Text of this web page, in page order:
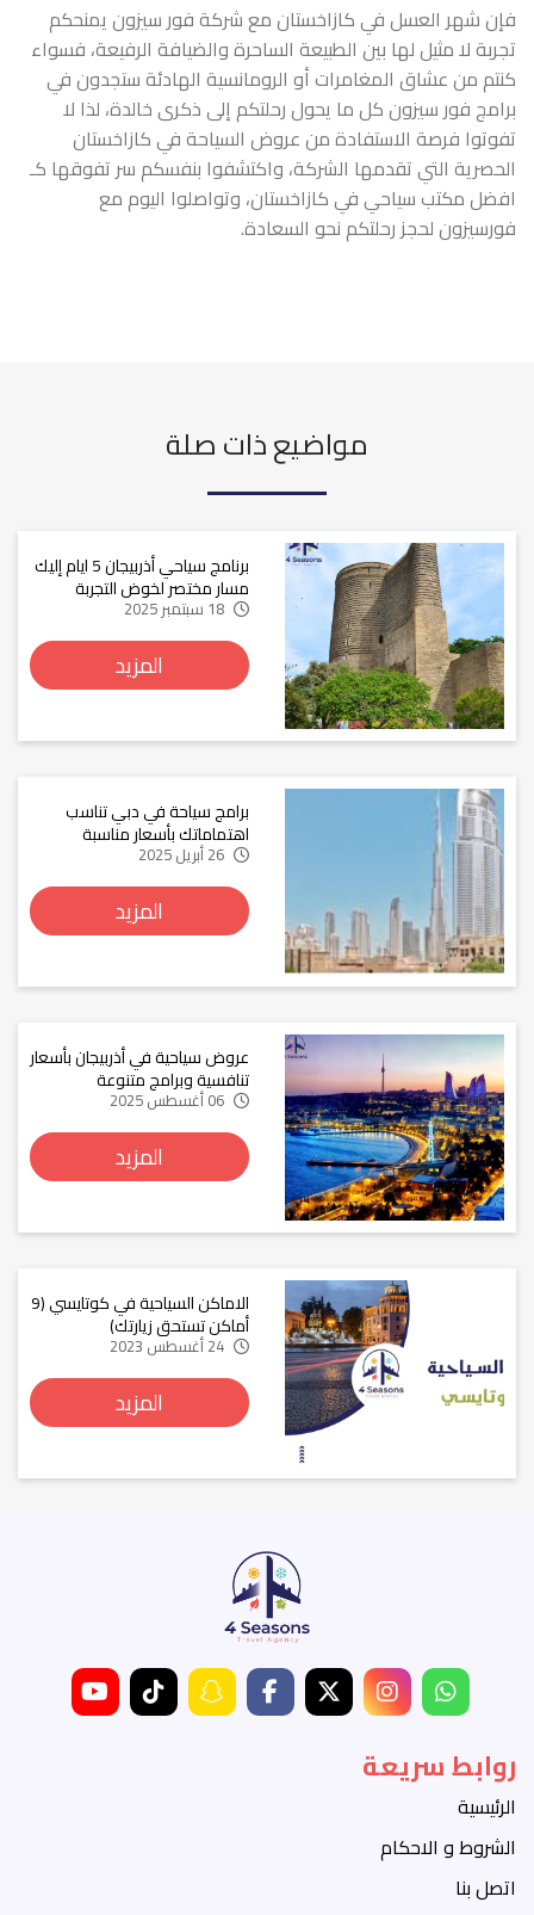
فإن شهر العسل في كازاخستان مع شركة فور سيزون يمنحكم
تجربة لا مثيل لها بين الطبيعة الساحرة والضيافة الرفيعة، فسواء
كنتم من عشاق المغامرات أو الرومانسية الهادئة ستجدون في
برامج فور سيزون كل ما يحول رحلتكم إلى ذكرى خالدة، لذا لا
تفوتوا فرصة الاستفادة من عروض السياحة في كازاخستان
الحصرية التي تقدمها الشركة، واكتشفوا بنفسكم سر تفوقها كـ
افضل مكتب سياحي في كازاخستان، وتواصلوا اليوم مع
فورسيزون لحجز رحلتكم نحو السعادة.
مواضيع ذات صلة
برنامج سياحي أذربيجان 5 ايام إليك
مسار مختصر لخوض التجربة
المزيد
برامج سياحة في دبي تناسب
اهتماماتك بأسعار مناسبة
المزيد
عروض سياحية في أذربيجان بأسعار
تنافسية وبرامج متنوعة
المزيد
الاماكن السياحية في كوتايسي (9
أماكن تستحق زيارتك)
المزيد
روابط سريعة
الرئيسية
الشروط و الاحكام
اتصل بنا